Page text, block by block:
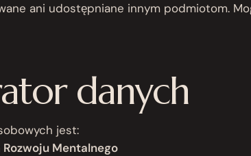
ani udostępniane innym podmiotom.
danych
jest:
Mentalnego